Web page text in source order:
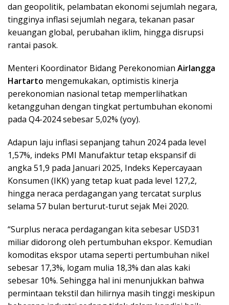
dan geopolitik, pelambatan ekonomi sejumlah negara,
tingginya inflasi sejumlah negara, tekanan pasar
keuangan global, perubahan iklim, hingga disrupsi
rantai pasok.
Menteri Koordinator Bidang Perekonomian Airlangga
Hartarto mengemukakan, optimistis kinerja
perekonomian nasional tetap memperlihatkan
ketangguhan dengan tingkat pertumbuhan ekonomi
pada Q4-2024 sebesar 5,02% (yoy).
Adapun laju inflasi sepanjang tahun 2024 pada level
1,57%, indeks PMI Manufaktur tetap ekspansif di
angka 51,9 pada Januari 2025, Indeks Kepercayaan
Konsumen (IKK) yang tetap kuat pada level 127,2,
hingga neraca perdagangan yang tercatat surplus
selama 57 bulan berturut-turut sejak Mei 2020.
“Surplus neraca perdagangan kita sebesar USD31
miliar didorong oleh pertumbuhan ekspor. Kemudian
komoditas ekspor utama seperti pertumbuhan nikel
sebesar 17,3%, logam mulia 18,3% dan alas kaki
sebesar 10%. Sehingga hal ini menunjukkan bahwa
permintaan tekstil dan hilirnya masih tinggi meskipun